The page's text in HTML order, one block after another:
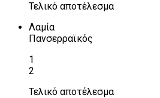
Τελικό αποτέλεσμα
Λαμία
Πανσερραϊκός
1
2
Τελικό αποτέλεσμα